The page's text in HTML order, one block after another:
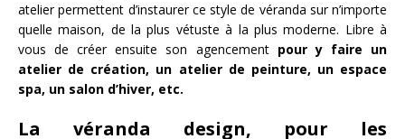
atelier permettent d’instaurer ce style de véranda sur n’importe
quelle maison, de la plus vétuste à la plus moderne. Libre à
vous de créer ensuite son agencement pour y faire un
atelier de création, un atelier de peinture, un espace
spa, un salon d’hiver, etc.
La véranda design, pour les